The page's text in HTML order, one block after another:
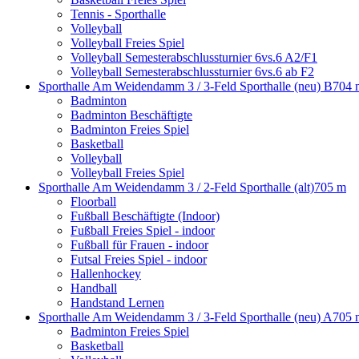
Tennis - Sporthalle
Volleyball
Volleyball Freies Spiel
Volleyball Semesterabschlussturnier 6vs.6 A2/F1
Volleyball Semesterabschlussturnier 6vs.6 ab F2
Sporthalle Am Weidendamm 3 / 3-Feld Sporthalle (neu) B704
Badminton
Badminton Beschäftigte
Badminton Freies Spiel
Basketball
Volleyball
Volleyball Freies Spiel
Sporthalle Am Weidendamm 3 / 2-Feld Sporthalle (alt)705 m
Floorball
Fußball Beschäftigte (Indoor)
Fußball Freies Spiel - indoor
Fußball für Frauen - indoor
Futsal Freies Spiel - indoor
Hallenhockey
Handball
Handstand Lernen
Sporthalle Am Weidendamm 3 / 3-Feld Sporthalle (neu) A705
Badminton Freies Spiel
Basketball